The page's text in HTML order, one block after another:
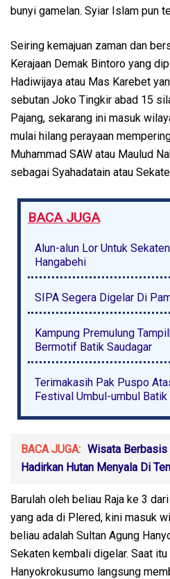
bunyi gamelan. Syiar Islam pun
Seiring kemajuan zaman dan
Kerajaan Demak Bintoro yang
Hadiwijaya atau Mas Karebet
sebutan Joko Tingkir abad 15
Pajang, sekarang ini masuk
mulai hilang perayaan
Muhammad SAW atau Maulud
sebagai Syahadatain atau
BACA JUGA
Alun-alun Lor Untuk
Hangabehi
SIPA Segera Digelar Di
Kampung Premulung
Bermotif Batik Saudagar
Terimakasih Pak Puspo
Festival Umbul-umbul Batik
BACA JUGA: Wisata Berbasis
Hadirkan Hutan Menyala Di
Barulah oleh beliau Raja ke 3
yang ada di Plered, kini masuk
beliau adalah Sultan Agung
Sekaten kembali digelar. Saat itu
Hanyokrokusumo langsung